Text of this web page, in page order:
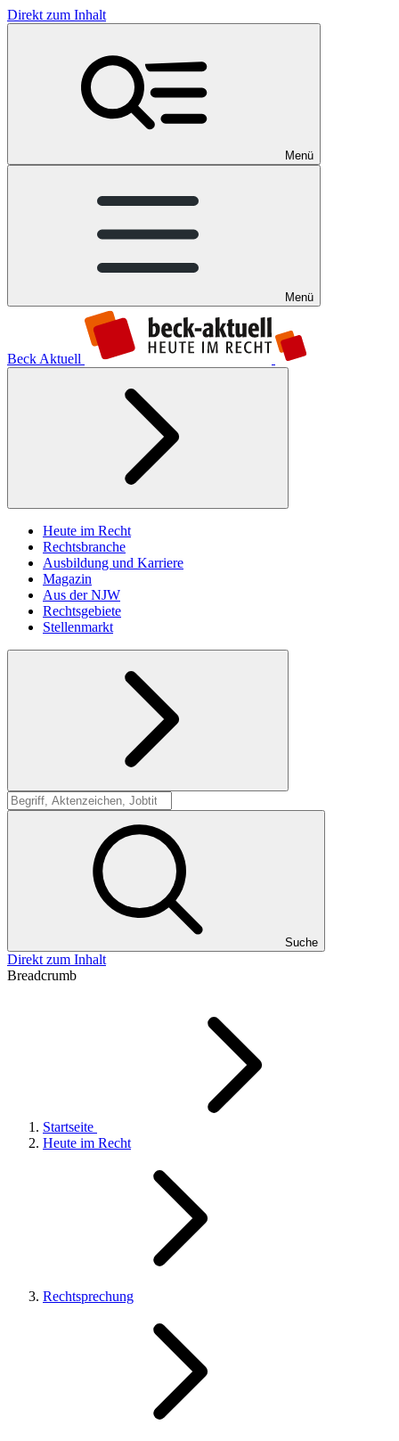
Direkt zum Inhalt
Menü
Menü
Beck Aktuell
Heute im Recht
Rechtsbranche
Ausbildung und Karriere
Magazin
Aus der NJW
Rechtsgebiete
Stellenmarkt
Suche
Suche
Direkt zum Inhalt
Breadcrumb
Startseite
Heute im Recht
Rechtsprechung